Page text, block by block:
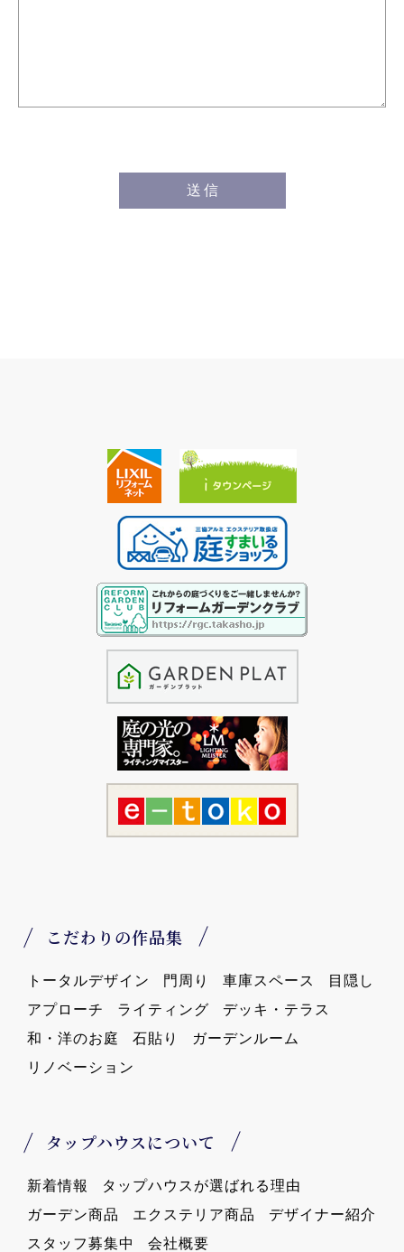
こだわりの作品集
トータルデザイン 門周り 車庫スペース
目隠し
アプローチ
ライティング
デッキ・テラス
和・洋のお庭
石貼り
ガーデンルーム
リノベーション
タップハウスについて
新着情報
タップハウスが選ばれる理由
ガーデン商品
エクステリア商品
デザイナー紹介
スタッフ募集中
会社概要